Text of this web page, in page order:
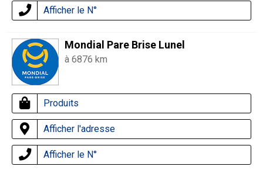
Afficher le N°
Mondial Pare Brise Lunel
à 6876 km
Produits
Afficher l'adresse
Afficher le N°